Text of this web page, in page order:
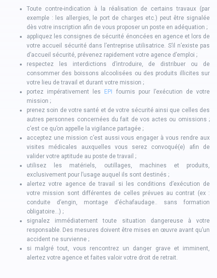
Toute contre-indication à la réalisation de certains travaux (par
exemple : les allergies, le port de charges etc.) peut être signalée
dès votre inscription afin de vous proposer un poste en adéquation ;
appliquez les consignes de sécurité énoncées en agence et lors de
votre accueil sécurité dans l’entreprise utilisatrice. S’il n’existe pas
d’accueil sécurité, prévenez rapidement votre agence d’emploi ;
respectez les interdictions d’introduire, de distribuer ou de
consommer des boissons alcoolisées ou des produits illicites sur
votre lieu de travail et durant votre mission ;
portez impérativement les EPI fournis pour l’exécution de votre
mission ;
prenez soin de votre santé et de votre sécurité ainsi que celles des
autres personnes concernées du fait de vos actes ou omissions ;
c’est ce qu’on appelle la vigilance partagée ;
acceptez une mission c’est aussi vous engager à vous rendre aux
visites médicales auxquelles vous serez convoqué(e) afin de
valider votre aptitude au poste de travail ;
utilisez les matériels, outillages, machines et produits,
exclusivement pour l’usage auquel ils sont destinés ;
alertez votre agence de travail si les conditions d’exécution de
votre mission sont différentes de celles prévues au contrat (ex :
conduite d’engin, montage d’échafaudage.. sans formation
obligatoire...) ;
signalez immédiatement toute situation dangereuse à votre
responsable. Des mesures doivent être mises en œuvre avant qu’un
accident ne survienne ;
si malgré tout, vous rencontrez un danger grave et imminent,
alertez votre agence et faites valoir votre droit de retrait.